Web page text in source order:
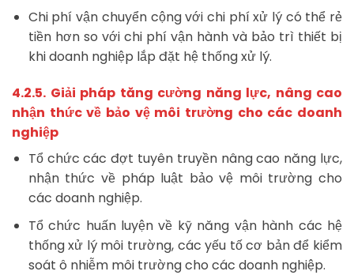
Chi phí vận chuyển cộng với chi phí xử lý có thể rẻ
tiền hơn so với chi phí vận hành và bảo trì thiết bị
khi doanh nghiệp lắp đặt hệ thống xử lý.
4.2.5. Giải pháp tăng cường năng lực, nâng cao
nhận thức về bảo vệ môi trường cho các doanh
nghiệp
Tổ chức các đợt tuyên truyền nâng cao năng lực,
nhận thức về pháp luật bảo vệ môi trường cho
các doanh nghiệp.
Tổ chức huấn luyện về kỹ năng vận hành các hệ
thống xử lý môi trường, các yếu tố cơ bản để kiểm
soát ô nhiễm môi trường cho các doanh nghiệp.